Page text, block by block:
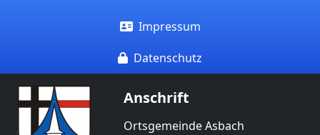
Impressum
Datenschutz
Anschrift
Ortsgemeinde Asbach